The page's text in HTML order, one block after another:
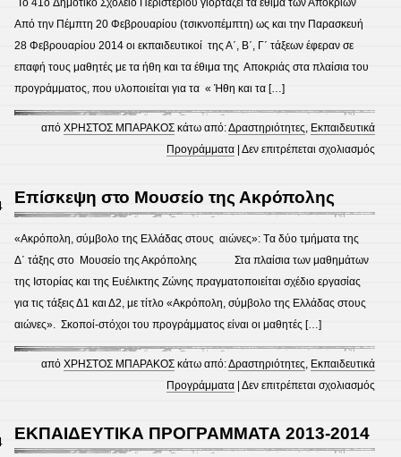
To 41o Δημοτικό Σχολείο Περιστερίου γιορτάζει τα έθιμα των Αποκριών
Από την Πέμπτη 20 Φεβρουαρίου (τσικνοπέμπτη) ως και την Παρασκευή
28 Φεβρουαρίου 2014 οι εκπαιδευτικοί της Α΄, Β΄, Γ΄ τάξεων έφεραν σε
επαφή τους μαθητές με τα ήθη και τα έθιμα της Αποκριάς στα πλαίσια του
προγράμματος, που υλοποιείται για τα « Ήθη και τα […]
απόΧΡΗΣΤΟΣ ΜΠΑΡΑΚΟΣ κάτω από:Δραστηριότητες, Εκπαιδευτικά
Προγράμματα |Δεν επιτρέπεται σχολιασμός
Επίσκεψη στο Μουσείο της Ακρόπολης
«Ακρόπολη, σύμβολο της Ελλάδας στους αιώνες»: Tα δύο τμήματα της
Δ΄ τάξης στο Μουσείο της Ακρόπολης Στα πλαίσια των μαθημάτων
της Ιστορίας και της Ευέλικτης Ζώνης πραγματοποιείται σχέδιο εργασίας
για τις τάξεις Δ1 και Δ2, με τίτλο «Ακρόπολη, σύμβολο της Ελλάδας στους
αιώνες». Σκοποί-στόχοι του προγράμματος είναι οι μαθητές […]
απόΧΡΗΣΤΟΣ ΜΠΑΡΑΚΟΣ κάτω από:Δραστηριότητες, Εκπαιδευτικά
Προγράμματα |Δεν επιτρέπεται σχολιασμός
ΕΚΠΑΙΔΕΥΤΙΚΑ ΠΡΟΓΡΑΜΜΑΤΑ 2013-2014